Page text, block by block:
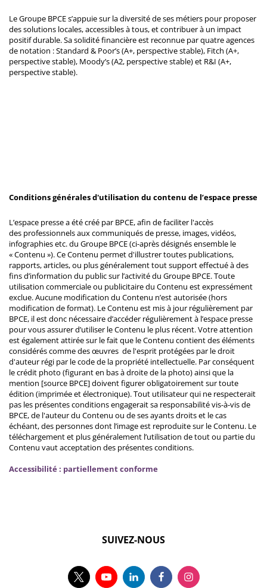
Le Groupe BPCE s’appuie sur la diversité de ses métiers pour proposer
des solutions locales, accessibles à tous, et contribuer à un impact
positif durable. Sa solidité financière est reconnue par quatre agences
de notation : Standard & Poor’s (A+, perspective stable), Fitch (A+,
perspective stable), Moody’s (A2, perspective stable) et R&I (A+,
perspective stable).
Conditions générales d'utilisation du contenu de l’espace presse
L’espace presse a été créé par BPCE, afin de faciliter l'accès
des professionnels aux communiqués de presse, images, vidéos,
infographies etc. du Groupe BPCE (ci-après désignés ensemble le
« Contenu »). Ce Contenu permet d'illustrer toutes publications,
rapports, articles, ou plus généralement tout support effectué à des
fins d’information du public sur l’activité du Groupe BPCE. Toute
utilisation commerciale ou publicitaire du Contenu est expressément
exclue. Aucune modification du Contenu n’est autorisée (hors
modification de format). Le Contenu est mis à jour régulièrement par
BPCE, il est donc nécessaire d’accéder régulièrement à l’espace presse
pour vous assurer d’utiliser le Contenu le plus récent. Votre attention
est également attirée sur le fait que le Contenu contient des éléments
considérés comme des œuvres de l'esprit protégées par le droit
d'auteur régi par le code de la propriété intellectuelle. Par conséquent
le crédit photo (figurant en bas à droite de la photo) ainsi que la
mention [source BPCE] doivent figurer obligatoirement sur toute
édition (imprimée et électronique). Tout utilisateur qui ne respecterait
pas les présentes conditions engagerait sa responsabilité vis-à-vis de
BPCE, de l'auteur du Contenu ou de ses ayants droits et le cas
échéant, des personnes dont l’image est reproduite sur le Contenu. Le
téléchargement et plus généralement l’utilisation de tout ou partie du
Contenu vaut acceptation des présentes conditions.
Accessibilité : partiellement conforme
SUIVEZ-NOUS